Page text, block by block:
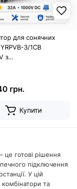
для сонячних
3/1CB
з
грн.
Купити
готові рішення
підключення
У цій
комбінатори та